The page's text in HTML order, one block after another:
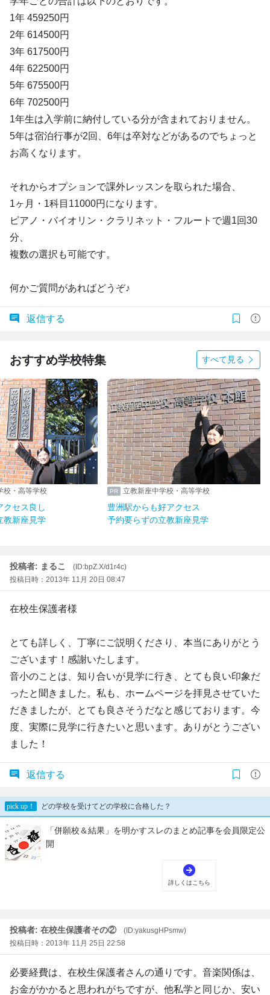
1年 459250円
2年 614500円
3年 617500円
4年 622500円
5年 675500円
6年 702500円
1年生は入学前に納付している分が含まれておりません。
5年は宿泊行事が2回、6年は卒対などがあるのでちょっと
お高くなります。
それからオプションで課外レッスンを取られた場合、
1ヶ月・1科目11000円になります。
ピアノ・バイオリン・クラリネット・フルートで週1回30
分、
複数の選択も可能です。
何かご質問があればどうぞ♪
返信する
おすすめ学校特集 すべて見る
校・高等学校
クセス良し
教新座見学
立教新座中学校・高等学校
豊洲駅からも好アクセス
予約要らずの立教新座見学
投稿者: まるこ
(ID:bpZ.X/d1r4c)
投稿日時：2013年 11月 20日 08:47
在校生保護者様
とても詳しく、丁寧にご説明くださり、本当にありがとう
ございます！感謝いたします。
音小のことは、知り合いが見学に行き、とても良い印象だ
ったと聞きました。私も、ホームページを拝見させていた
だきましたが、とても良さそうだなと感じております。今
度、実際に見学に行きたいと思います。ありがとうござい
ました！
返信する
投稿者: 在校生保護者その②
(ID:yakusgHPsmw)
投稿日時：2013年 11月 25日 22:58
必要経費は、在校生保護者さんの通りです。音楽関係は、
お金がかかると思われがちですが、他私学と同じか、安い